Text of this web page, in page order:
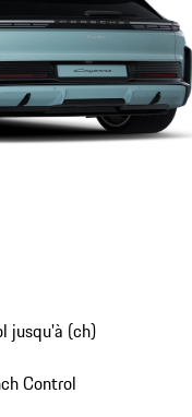
jusqu'à (ch)
Control